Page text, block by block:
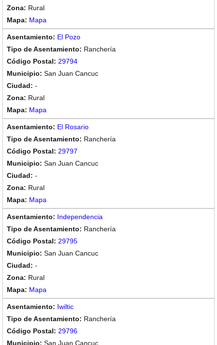
Rural
Mapa
El Pozo
Ranchería
29794
San Juan Cancuc
-
Rural
Mapa
El Rosario
Ranchería
29797
San Juan Cancuc
-
Rural
Mapa
Independencia
Ranchería
29795
San Juan Cancuc
-
Rural
Mapa
Iwiltic
Ranchería
29796
San Juan Cancuc